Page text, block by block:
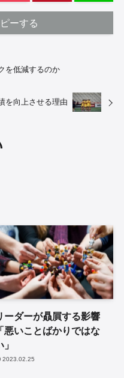
ーする
を低減するのか
を向上させる理由
ーダーが贔屓する影響
「悪いことばかりではな
」
2023.02.25